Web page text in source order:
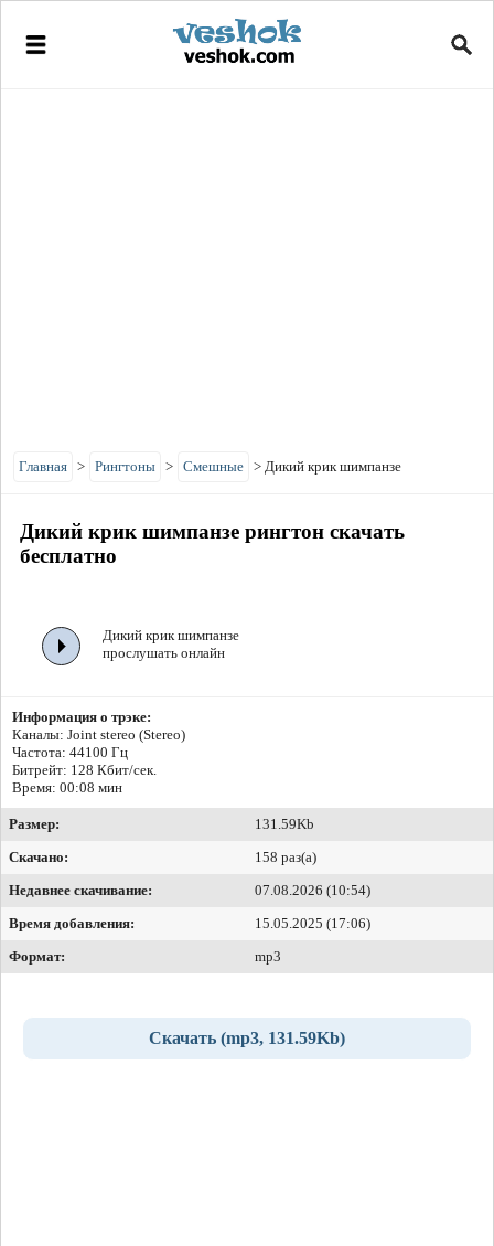
Главная > Рингтоны > Смешные > Дикий крик шимпанзе
Дикий крик шимпанзе рингтон скачать
бесплатно
Дикий крик шимпанзе
прослушать онлайн
Информация о трэке:
Каналы: Joint stereo (Stereo)
Частота: 44100 Гц
Битрейт: 128 Кбит/сек.
Время: 00:08 мин
Размер:
131.59Kb
Скачано:
158 раз(а)
Недавнее скачивание:
07.08.2026 (10:54)
Время добавления:
15.05.2025 (17:06)
Формат:
mp3
Скачать (mp3, 131.59Kb)